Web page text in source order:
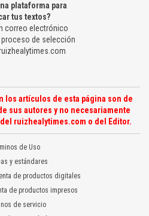
plataforma para
tus textos?
correo electrónico
de selección
los artículos de esta página son de
sus autores y no necesariamente
ruizhealytimes.com o del Editor.
de Uso
y estándares
de productos digitales
de productos impresos
de servicio